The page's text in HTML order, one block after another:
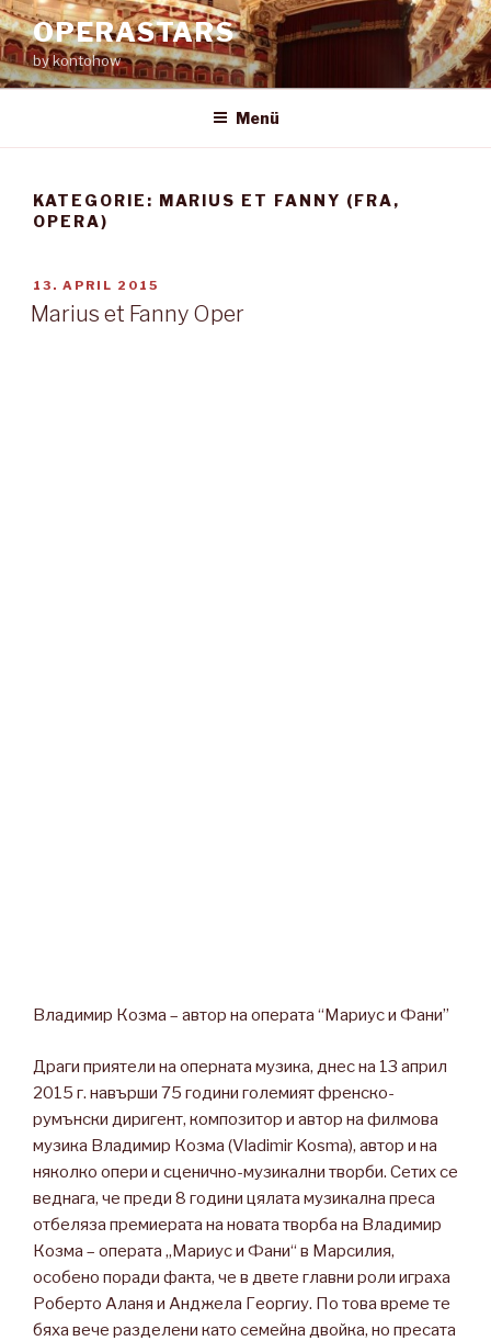
Zum
Inhalt
springen
OPERASTARS
by kontohow
Menü
KATEGORIE: MARIUS ET FANNY (FRA,
OPERA)
VERÖFFENTLICHT
AM
13. APRIL 2015
Marius et Fanny Oper
Владимир Козма – автор на операта “Мариус и Фани”
Драги приятели на оперната музика, днес на 13 април
2015 г. навърши 75 години големият френско-
румънски диригент, композитор и автор на филмова
музика Владимир Козма (Vladimir Kosma), автор и на
няколко опери и сценично-музикални творби. Сетих се
веднага, че преди 8 години цялата музикална преса
отбеляза премиерата на новата творба на Владимир
Козма – операта „Мариус и Фани“ в Марсилия,
особено поради факта, че в двете главни роли играха
Роберто Аланя и Анджела Георгиу. По това време те
бяха вече разделени като семейна двойка, но пресата